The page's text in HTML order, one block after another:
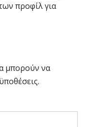
προφίλ για
μπορούν να